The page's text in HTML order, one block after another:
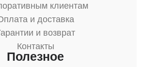
клиентам
и доставка
и возврат
Контакты
Полезное